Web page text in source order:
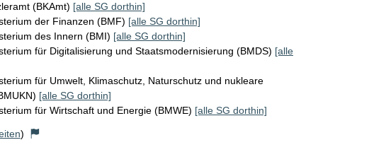
(BKAmt) [alle SG dorthin]
der Finanzen (BMF) [alle SG dorthin]
des Innern (BMI) [alle SG dorthin]
für Digitalisierung und Staatsmodernisierung (BMDS) [alle
für Umwelt, Klimaschutz, Naturschutz und nukleare
[alle SG dorthin]
für Wirtschaft und Energie (BMWE) [alle SG dorthin]
)